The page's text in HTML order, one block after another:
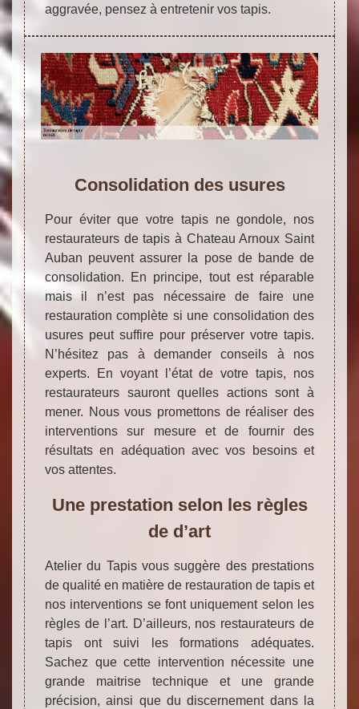
aggravée, pensez à entretenir vos tapis.
Consolidation des usures
Pour éviter que votre tapis ne gondole, nos
restaurateurs de tapis à Chateau Arnoux Saint
Auban peuvent assurer la pose de bande de
consolidation. En principe, tout est réparable
mais il n’est pas nécessaire de faire une
restauration complète si une consolidation des
usures peut suffire pour préserver votre tapis.
N’hésitez pas à demander conseils à nos
experts. En voyant l’état de votre tapis, nos
restaurateurs sauront quelles actions sont à
mener. Nous vous promettons de réaliser des
interventions sur mesure et de fournir des
résultats en adéquation avec vos besoins et
vos attentes.
Une prestation selon les règles
de d’art
Atelier du Tapis vous suggère des prestations
de qualité en matière de restauration de tapis et
nos interventions se font uniquement selon les
règles de l’art. D’ailleurs, nos restaurateurs de
tapis ont suivi les formations adéquates.
Sachez que cette intervention nécessite une
grande maitrise technique et une grande
précision, ainsi que du discernement dans la